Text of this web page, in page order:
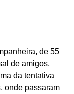
de 55
de amigos,
da tentativa
onde passaram